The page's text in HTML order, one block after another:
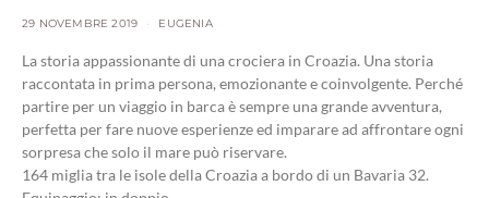
29 NOVEMBRE 2019 EUGENIA
La storia appassionante di una crociera in Croazia. Una storia
raccontata in prima persona, emozionante e coinvolgente. Perché
partire per un viaggio in barca è sempre una grande avventura,
perfetta per fare nuove esperienze ed imparare ad affrontare ogni
sorpresa che solo il mare può riservare.
164 miglia tra le isole della Croazia a bordo di un Bavaria 32.